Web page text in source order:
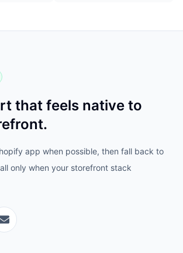
that feels native to
app when possible, then fall back to
only when your storefront stack